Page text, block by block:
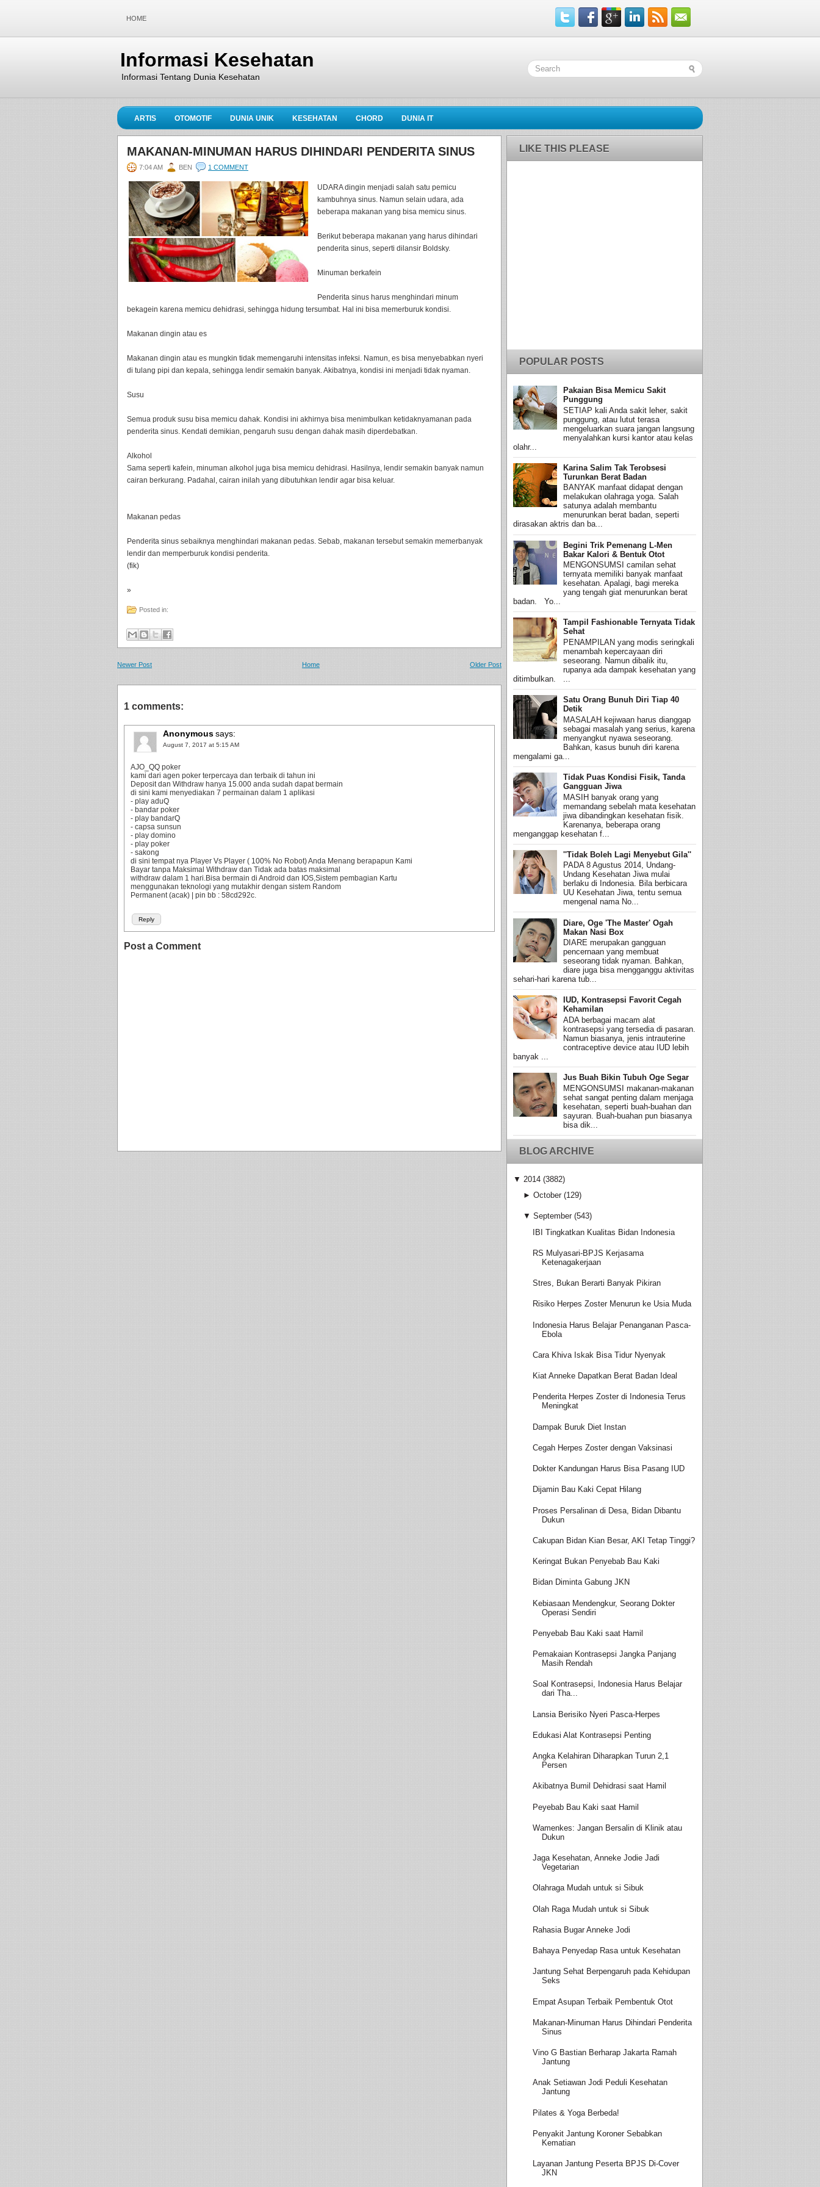
HOME
Informasi Kesehatan
Informasi Tentang Dunia Kesehatan
ARTIS OTOMOTIF DUNIA UNIK KESEHATAN CHORD DUNIA IT
MAKANAN-MINUMAN HARUS DIHINDARI PENDERITA SINUS
7:04 AM BEN 1 COMMENT
UDARA dingin menjadi salah satu pemicu
kambuhnya sinus. Namun selain udara, ada
beberapa makanan yang bisa memicu sinus.
Berikut beberapa makanan yang harus dihindari
penderita sinus, seperti dilansir Boldsky.
Minuman berkafein
Penderita sinus harus menghindari minum
bekagein karena memicu dehidrasi, sehingga hidung tersumbat. Hal ini bisa memerburuk kondisi.
Makanan dingin atau es
Makanan dingin atau es mungkin tidak memengaruhi intensitas infeksi. Namun, es bisa menyebabkan nyeri
di tulang pipi dan kepala, sehingga lendir semakin banyak. Akibatnya, kondisi ini menjadi tidak nyaman.
Susu
Semua produk susu bisa memicu dahak. Kondisi ini akhirnya bisa menimbulkan ketidaknyamanan pada
penderita sinus. Kendati demikian, pengaruh susu dengan dahak masih diperdebatkan.
Alkohol
Sama seperti kafein, minuman alkohol juga bisa memicu dehidrasi. Hasilnya, lendir semakin banyak namun
cairan berkurang. Padahal, cairan inilah yang dibutuhkan lendir agar bisa keluar.
Makanan pedas
Penderita sinus sebaiknya menghindari makanan pedas. Sebab, makanan tersebut semakin memerbanyak
lendir dan memperburuk kondisi penderita.
(fik)
»
Posted in:
Newer Post Older Post
Home
1 comments:
Anonymoussays:
August 7, 2017 at 5:15 AM
Reply
AJO_QQ poker
kami dari agen poker terpercaya dan terbaik di tahun ini
Deposit dan Withdraw hanya 15.000 anda sudah dapat bermain
di sini kami menyediakan 7 permainan dalam 1 aplikasi
- play aduQ
- bandar poker
- play bandarQ
- capsa sunsun
- play domino
- play poker
- sakong
di sini tempat nya Player Vs Player ( 100% No Robot) Anda Menang berapapun Kami
Bayar tanpa Maksimal Withdraw dan Tidak ada batas maksimal
withdraw dalam 1 hari.Bisa bermain di Android dan IOS,Sistem pembagian Kartu
menggunakan teknologi yang mutakhir dengan sistem Random
Permanent (acak) | pin bb : 58cd292c.
Post a Comment
LIKE THIS PLEASE
POPULAR POSTS
Pakaian Bisa Memicu Sakit
Punggung
SETIAP kali Anda sakit leher, sakit
punggung, atau lutut terasa
mengeluarkan suara jangan langsung
menyalahkan kursi kantor atau kelas
olahr...
Karina Salim Tak Terobsesi
Turunkan Berat Badan
BANYAK manfaat didapat dengan
melakukan olahraga yoga. Salah
satunya adalah membantu
menurunkan berat badan, seperti
dirasakan aktris dan ba...
Begini Trik Pemenang L-Men
Bakar Kalori & Bentuk Otot
MENGONSUMSI camilan sehat
ternyata memiliki banyak manfaat
kesehatan. Apalagi, bagi mereka
yang tengah giat menurunkan berat
badan. Yo...
Tampil Fashionable Ternyata Tidak
Sehat
PENAMPILAN yang modis seringkali
menambah kepercayaan diri
seseorang. Namun dibalik itu,
rupanya ada dampak kesehatan yang
ditimbulkan. ...
Satu Orang Bunuh Diri Tiap 40
Detik
MASALAH kejiwaan harus dianggap
sebagai masalah yang serius, karena
menyangkut nyawa seseorang.
Bahkan, kasus bunuh diri karena
mengalami ga...
Tidak Puas Kondisi Fisik, Tanda
Gangguan Jiwa
MASIH banyak orang yang
memandang sebelah mata kesehatan
jiwa dibandingkan kesehatan fisik.
Karenanya, beberapa orang
menganggap kesehatan f...
''Tidak Boleh Lagi Menyebut Gila''
PADA 8 Agustus 2014, Undang-
Undang Kesehatan Jiwa mulai
berlaku di Indonesia. Bila berbicara
UU Kesehatan Jiwa, tentu semua
mengenal nama No...
Diare, Oge 'The Master' Ogah
Makan Nasi Box
DIARE merupakan gangguan
pencernaan yang membuat
seseorang tidak nyaman. Bahkan,
diare juga bisa mengganggu aktivitas
sehari-hari karena tub...
IUD, Kontrasepsi Favorit Cegah
Kehamilan
ADA berbagai macam alat
kontrasepsi yang tersedia di pasaran.
Namun biasanya, jenis intrauterine
contraceptive device atau IUD lebih
banyak ...
Jus Buah Bikin Tubuh Oge Segar
MENGONSUMSI makanan-makanan
sehat sangat penting dalam menjaga
kesehatan, seperti buah-buahan dan
sayuran. Buah-buahan pun biasanya
bisa dik...
BLOG ARCHIVE
▼ 2014 (3882)
► October (129)
▼ September (543)
IBI Tingkatkan Kualitas Bidan Indonesia
RS Mulyasari-BPJS Kerjasama
Ketenagakerjaan
Stres, Bukan Berarti Banyak Pikiran
Risiko Herpes Zoster Menurun ke Usia Muda
Indonesia Harus Belajar Penanganan Pasca-
Ebola
Cara Khiva Iskak Bisa Tidur Nyenyak
Kiat Anneke Dapatkan Berat Badan Ideal
Penderita Herpes Zoster di Indonesia Terus
Meningkat
Dampak Buruk Diet Instan
Cegah Herpes Zoster dengan Vaksinasi
Dokter Kandungan Harus Bisa Pasang IUD
Dijamin Bau Kaki Cepat Hilang
Proses Persalinan di Desa, Bidan Dibantu
Dukun
Cakupan Bidan Kian Besar, AKI Tetap Tinggi?
Keringat Bukan Penyebab Bau Kaki
Bidan Diminta Gabung JKN
Kebiasaan Mendengkur, Seorang Dokter
Operasi Sendiri
Penyebab Bau Kaki saat Hamil
Pemakaian Kontrasepsi Jangka Panjang
Masih Rendah
Soal Kontrasepsi, Indonesia Harus Belajar
dari Tha...
Lansia Berisiko Nyeri Pasca-Herpes
Edukasi Alat Kontrasepsi Penting
Angka Kelahiran Diharapkan Turun 2,1
Persen
Akibatnya Bumil Dehidrasi saat Hamil
Peyebab Bau Kaki saat Hamil
Wamenkes: Jangan Bersalin di Klinik atau
Dukun
Jaga Kesehatan, Anneke Jodie Jadi
Vegetarian
Olahraga Mudah untuk si Sibuk
Olah Raga Mudah untuk si Sibuk
Rahasia Bugar Anneke Jodi
Bahaya Penyedap Rasa untuk Kesehatan
Jantung Sehat Berpengaruh pada Kehidupan
Seks
Empat Asupan Terbaik Pembentuk Otot
Makanan-Minuman Harus Dihindari Penderita
Sinus
Vino G Bastian Berharap Jakarta Ramah
Jantung
Anak Setiawan Jodi Peduli Kesehatan
Jantung
Pilates & Yoga Berbeda!
Penyakit Jantung Koroner Sebabkan
Kematian
Layanan Jantung Peserta BPJS Di-Cover
JKN